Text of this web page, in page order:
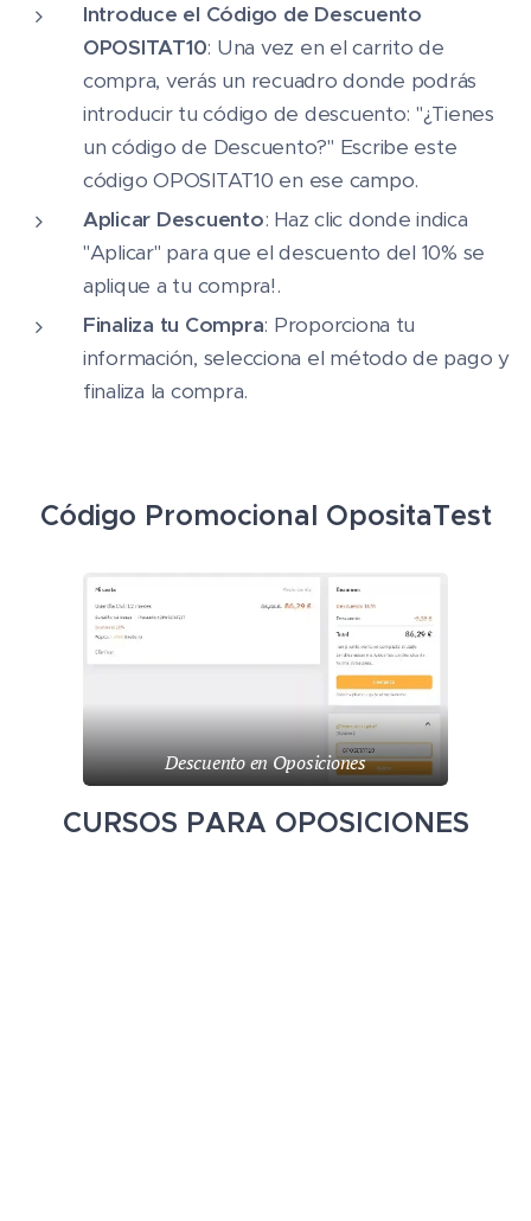
Introduce el Código de Descuento
OPOSITAT10: Una vez en el carrito de
compra, verás un recuadro donde podrás
introducir tu código de descuento: "¿Tienes
un código de Descuento?" Escribe este
código OPOSITAT10 en ese campo.
Aplicar Descuento: Haz clic donde indica
"Aplicar" para que el descuento del 10% se
aplique a tu compra!.
Finaliza tu Compra: Proporciona tu
información, selecciona el método de pago y
finaliza la compra.
Código Promocional OpositaTest
Descuento en Oposiciones
CURSOS PARA OPOSICIONES